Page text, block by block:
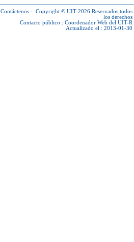
Contáctenos - Copyright © UIT 2026 Reservados todos
los derechos
Contacto público : Coordenador Web del UIT-R
Actualizado el : 2013-01-30